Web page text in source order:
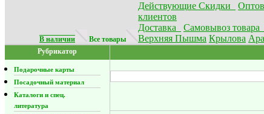
В наличии Все товары
Действующие Скидки
клиентов
Доставка
Самовывоз товара
Верхняя Пышма Крылова
Рубрикатор
Подарочные карты
Посадочный материал
Каталоги и спец.
литература